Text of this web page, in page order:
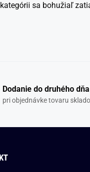
sa bohužiaľ
Dodanie do druhého dňa
pri objednávke tovaru